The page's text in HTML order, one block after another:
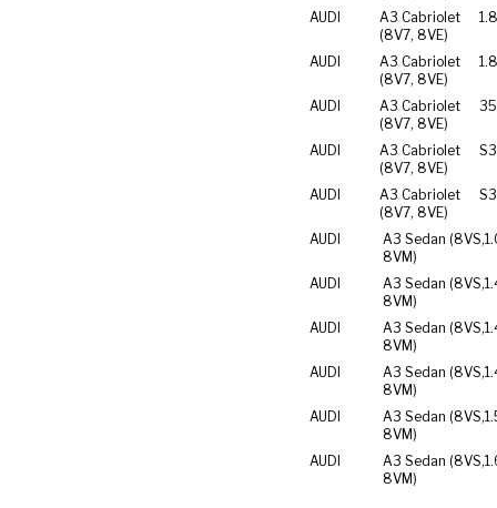
AUDI
A3 Cabriolet
(8V7, 8VE)
AUDI
A3 Cabriolet
(8V7, 8VE)
AUDI
A3 Cabriolet
(8V7, 8VE)
AUDI
A3 Cabriolet
(8V7, 8VE)
AUDI
A3 Cabriolet
(8V7, 8VE)
AUDI
A3 Sedan (8VS,
8VM)
AUDI
A3 Sedan (8VS,
8VM)
AUDI
A3 Sedan (8VS,
8VM)
AUDI
A3 Sedan (8VS,
8VM)
AUDI
A3 Sedan (8VS,
8VM)
AUDI
A3 Sedan (8VS,
8VM)